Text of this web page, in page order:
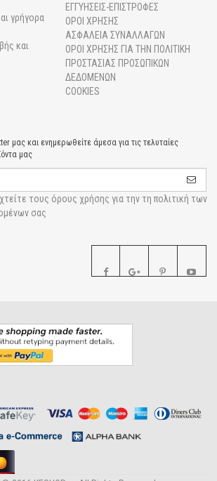
γρήγορα
και
ΕΓΓΥΗΣΕΙΣ-ΕΠΙΣΤΡΟΦΕΣ
ΟΡΟΙ ΧΡΗΣΗΣ
ΑΣΦΑΛΕΙΑ ΣΥΝΑΛΛΑΓΩΝ
ΟΡΟΙ ΧΡΗΣΗΣ ΓΙΑ ΤΗΝ ΠΟΛΙΤΙΚΗ
ΠΡΟΣΤΑΣΙΑΣ ΠΡΟΣΩΠΙΚΩΝ
ΔΕΔΟΜΕΝΩΝ
COOKIES
μας και ενημερωθείτε άμεσα για τις τελυταίες
μας
τους όρους χρήσης για την τη πολιτική των
σας